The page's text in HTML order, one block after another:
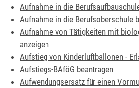
Aufnahme in die
Aufnahme in die Berufsoberschule
Aufnahme von Tätigkeiten mit
anzeigen
Aufstieg von Kinderluftballonen -
Aufstiegs-BAföG beantragen
Aufwendungsersatz für einen